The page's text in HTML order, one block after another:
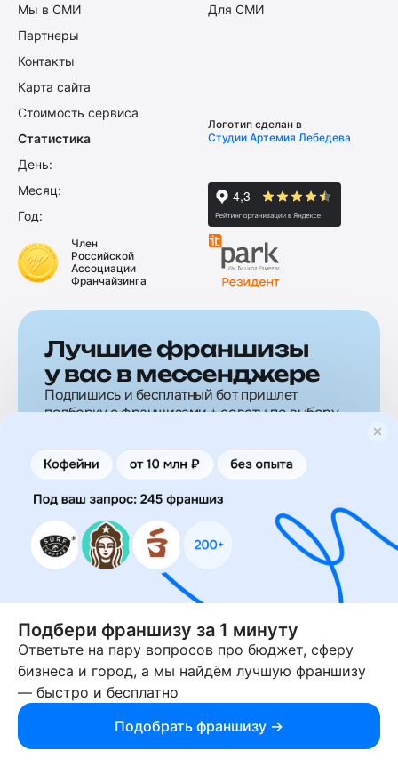
Мы в СМИ
Партнеры
Контакты
Карта сайта
Стоимость сервиса
Для СМИ
Статистика
День:
Месяц:
Год:
Логотип сделан в
Студии Артемия Лебедева
Член
Российской
Ассоциации
Франчайзинга
Лучшие франшизы
у вас в мессенджере
Подпишись и бесплатный бот пришлет
подборку с франшизами + советы по выбору
Подпишитесь
на рассылку
Подписаться
Оставляя почту, вы даёте согласие на обработку
персональных данных
Скачайте
Подбери франшизу за 1 минуту
Ответьте на пару вопросов про бюджет, сферу
бизнеса и город, а мы найдём лучшую франшизу
— быстро и бесплатно
Подобрать франшизу →